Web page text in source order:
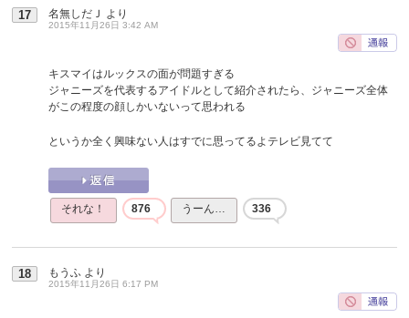
17 名無しだＪ より
2015年11月26日 3:42 AM
キスマイはルックスの面が問題すぎる
ジャニーズを代表するアイドルとして紹介されたら、ジャニーズ全体
がこの程度の顔しかいないって思われる
というか全く興味ない人はすでに思ってるよテレビ見てて
それな！ 876 うーん… 336
18 もうふ より
2015年11月26日 6:17 PM